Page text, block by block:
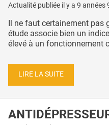
Actualité publiée il y a 9 années
Il ne faut certainement pas
étude associe bien un
élevé à un fonctionnement
LIRE LA SUITE